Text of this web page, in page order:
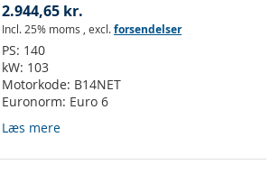
2.944,65 kr.
Incl. 25% moms , excl.forsendelser
PS: 140
kW: 103
Motorkode: B14NET
Euronorm: Euro 6
Læs mere